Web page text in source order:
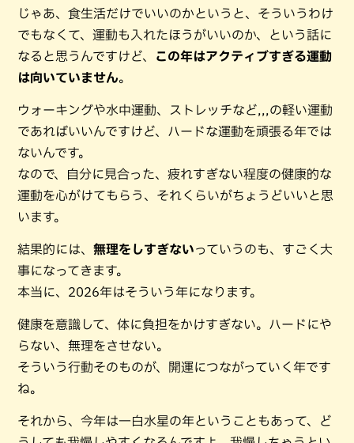
じゃあ、食生活だけでいいのかというと、そういうわけ
でもなくて、運動も入れたほうがいいのか、という話に
なると思うんですけど、
この年はアクティブすぎる運動
は向いていません。
ウォーキングや水中運動、ストレッチなど,,,の軽い運動
であればいいんですけど、ハードな運動を頑張る年では
ないんです。
なので、自分に見合った、疲れすぎない程度の健康的な
運動を心がけてもらう、それくらいがちょうどいいと思
います。
結果的には、 無理をしすぎないっていうのも、すごく大
事になってきます。
本当に、2026年はそういう年になります。
健康を意識して、体に負担をかけすぎない。ハードにや
らない、無理をさせない。
そういう行動そのものが、開運につながっていく年です
ね。
それから、今年は一白水星の年ということもあって、ど